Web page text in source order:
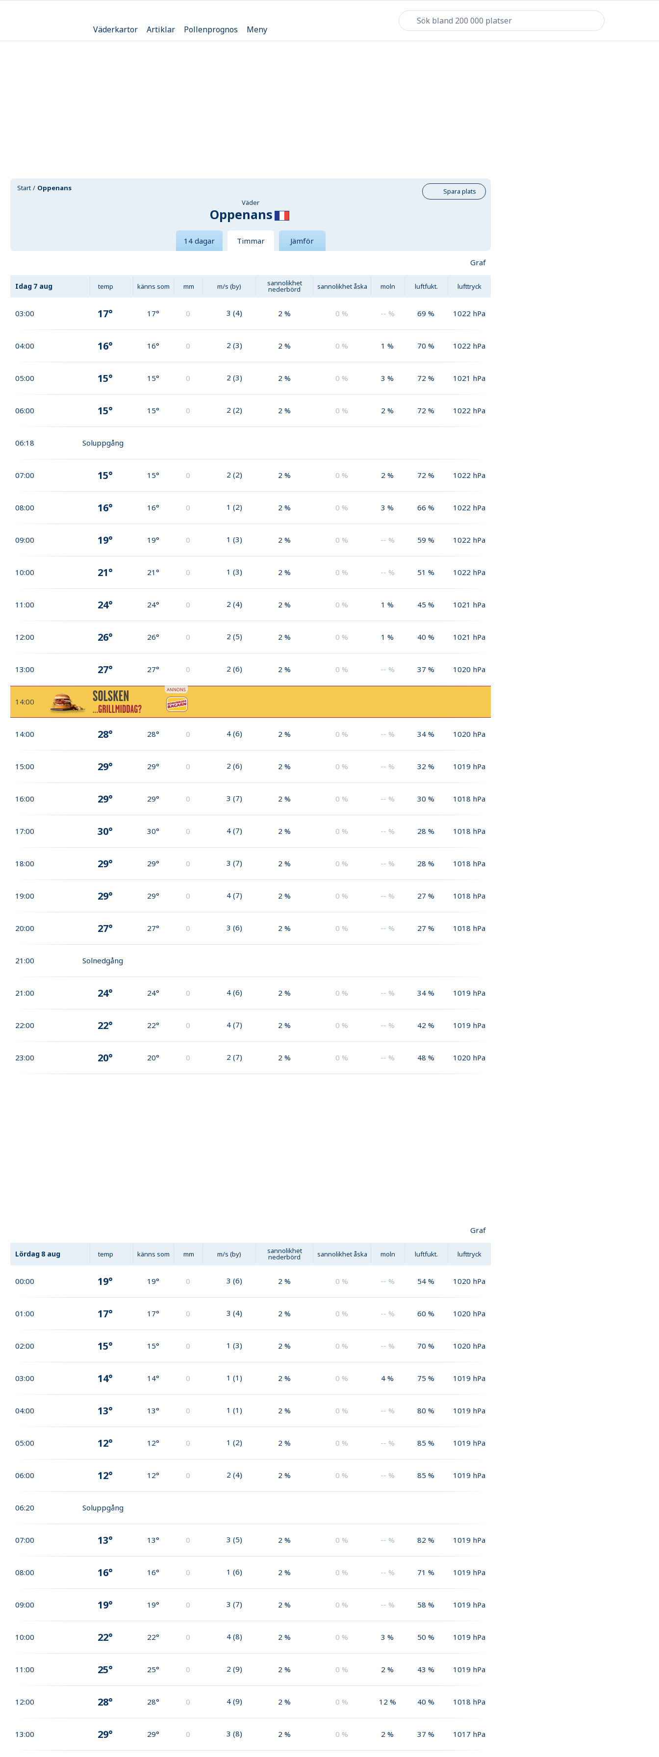
Väderkartor Artiklar Pollenprognos Meny
Start Oppenans
Spara plats
Väder
Oppenans
14 dagar Timmar Jämför
Graf
Idag 7 aug temp känns som mm m/s (by) sannolikhet
nederbörd sannolikhet åska moln luftfukt. lufttryck
03:00 17° 17° 0 3 (4) 2 % 0 % -- % 69 % 1022 hPa
04:00 16° 16° 0 2 (3) 2 % 0 % 1 % 70 % 1022 hPa
05:00 15° 15° 0 2 (3) 2 % 0 % 3 % 72 % 1021 hPa
06:00 15° 15° 0 2 (2) 2 % 0 % 2 % 72 % 1022 hPa
06:18 Soluppgång
07:00 15° 15° 0 2 (2) 2 % 0 % 2 % 72 % 1022 hPa
08:00 16° 16° 0 1 (2) 2 % 0 % 3 % 66 % 1022 hPa
09:00 19° 19° 0 1 (3) 2 % 0 % -- % 59 % 1022 hPa
10:00 21° 21° 0 1 (3) 2 % 0 % -- % 51 % 1022 hPa
11:00 24° 24° 0 2 (4) 2 % 0 % 1 % 45 % 1021 hPa
12:00 26° 26° 0 2 (5) 2 % 0 % 1 % 40 % 1021 hPa
13:00 27° 27° 0 2 (6) 2 % 0 % -- % 37 % 1020 hPa
14:00
14:00 28° 28° 0 4 (6) 2 % 0 % -- % 34 % 1020 hPa
15:00 29° 29° 0 2 (6) 2 % 0 % -- % 32 % 1019 hPa
16:00 29° 29° 0 3 (7) 2 % 0 % -- % 30 % 1018 hPa
17:00 30° 30° 0 4 (7) 2 % 0 % -- % 28 % 1018 hPa
18:00 29° 29° 0 3 (7) 2 % 0 % -- % 28 % 1018 hPa
19:00 29° 29° 0 4 (7) 2 % 0 % -- % 27 % 1018 hPa
20:00 27° 27° 0 3 (6) 2 % 0 % -- % 27 % 1018 hPa
21:00 Solnedgång
21:00 24° 24° 0 4 (6) 2 % 0 % -- % 34 % 1019 hPa
22:00 22° 22° 0 4 (7) 2 % 0 % -- % 42 % 1019 hPa
23:00 20° 20° 0 2 (7) 2 % 0 % -- % 48 % 1020 hPa
Graf
Lördag 8 aug temp känns som mm m/s (by) sannolikhet
nederbörd sannolikhet åska moln luftfukt. lufttryck
00:00 19° 19° 0 3 (6) 2 % 0 % -- % 54 % 1020 hPa
01:00 17° 17° 0 3 (4) 2 % 0 % -- % 60 % 1020 hPa
02:00 15° 15° 0 1 (3) 2 % 0 % -- % 70 % 1020 hPa
03:00 14° 14° 0 1 (1) 2 % 0 % 4 % 75 % 1019 hPa
04:00 13° 13° 0 1 (1) 2 % 0 % -- % 80 % 1019 hPa
05:00 12° 12° 0 1 (2) 2 % 0 % -- % 85 % 1019 hPa
06:00 12° 12° 0 2 (4) 2 % 0 % -- % 85 % 1019 hPa
06:20 Soluppgång
07:00 13° 13° 0 3 (5) 2 % 0 % -- % 82 % 1019 hPa
08:00 16° 16° 0 1 (6) 2 % 0 % -- % 71 % 1019 hPa
09:00 19° 19° 0 3 (7) 2 % 0 % -- % 58 % 1019 hPa
10:00 22° 22° 0 4 (8) 2 % 0 % 3 % 50 % 1019 hPa
11:00 25° 25° 0 2 (9) 2 % 0 % 2 % 43 % 1019 hPa
12:00 28° 28° 0 4 (9) 2 % 0 % 12 % 40 % 1018 hPa
13:00 29° 29° 0 3 (8) 2 % 0 % 2 % 37 % 1017 hPa